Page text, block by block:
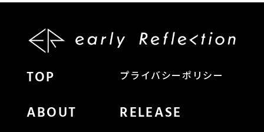
TOP プライバシーポリシー
ABOUT RELEASE